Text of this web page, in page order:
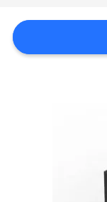
관